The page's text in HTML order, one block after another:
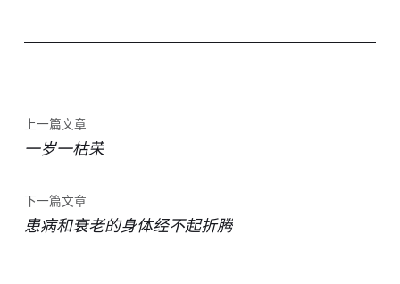
上一篇文章
一岁一枯荣
下一篇文章
患病和衰老的身体经不起折腾